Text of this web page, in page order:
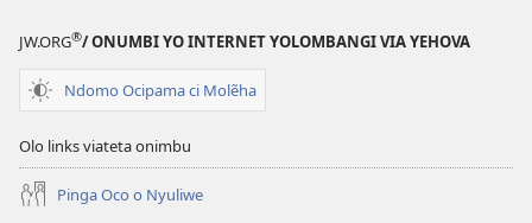
JW.ORG®/ ONUMBI YO INTERNET YOLOMBANGI VIA YEHOVA
Ndomo Ocipama ci Molẽha
Olo links viateta onimbu
Pinga Oco o Nyuliwe